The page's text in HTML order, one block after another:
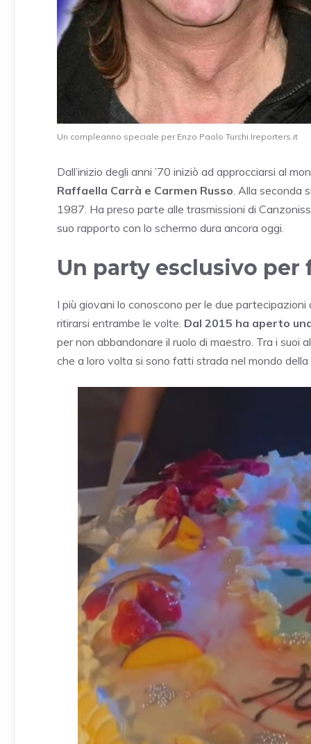
Un compleanno speciale per Enzo Paolo Turchi Ireporters.it
Dall’inizio degli anni ’70 iniziò ad approcciarsi al
Raffaella Carrà e Carmen Russo . Alla seconda
1987. Ha preso parte alle trasmissioni di
suo rapporto con lo schermo dura ancora oggi.
Un party esclusivo per
I più giovani lo conoscono per le due
ritirarsi entrambe le volte. Dal 2015 ha aperto
per non abbandonare il ruolo di maestro. Tra i suoi
che a loro volta si sono fatti strada nel mondo della